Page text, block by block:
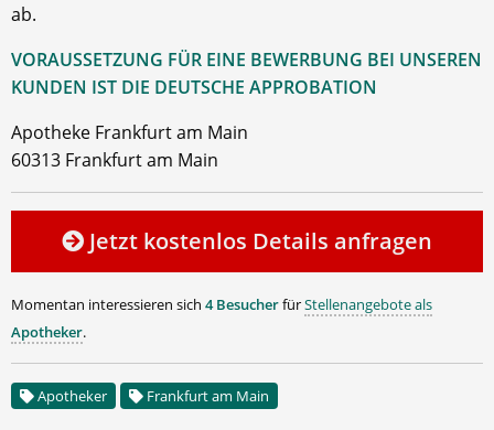
ab.
VORAUSSETZUNG FÜR EINE BEWERBUNG BEI UNSEREN
KUNDEN IST DIE DEUTSCHE APPROBATION
Apotheke Frankfurt am Main
60313 Frankfurt am Main
Jetzt kostenlos Details anfragen
Momentan interessieren sich 4 BesucherfürStellenangebote als
Apotheker.
Apotheker Frankfurt am Main